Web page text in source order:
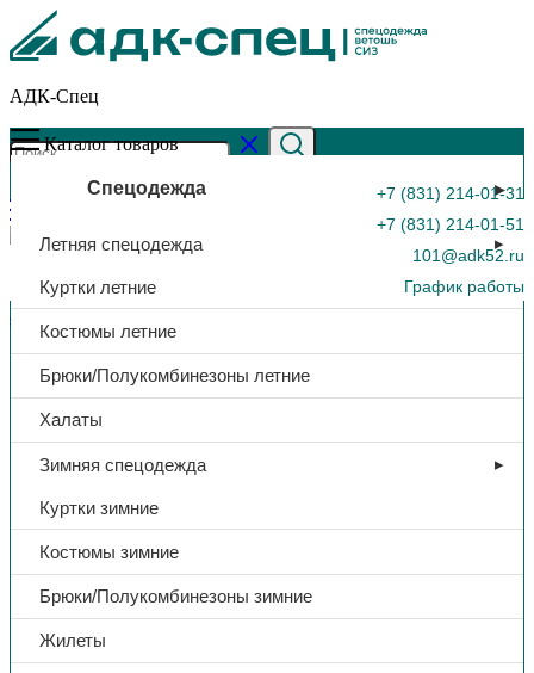
АДК-Спец
+7 (831) 214-01-31
+7 (831) 214-01-51
101@adk52.ru
График работы
0
Каталог товаров
Спецодежда
Летняя спецодежда
Куртки летние
Костюмы летние
Брюки/Полукомбинезоны летние
Халаты
Зимняя спецодежда
Куртки зимние
Костюмы зимние
Брюки/Полукомбинезоны зимние
Жилеты
Главная страница»Каталог»Наколенники-вкладыши ЭВА